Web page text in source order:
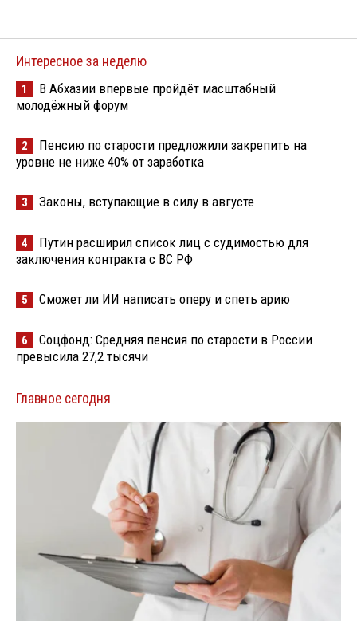
Интересное за неделю
1
В Абхазии впервые пройдёт масштабный
молодёжный форум
2
Пенсию по старости предложили закрепить на
уровне не ниже 40% от заработка
3 Законы, вступающие в силу в августе
4
Путин расширил список лиц с судимостью для
заключения контракта с ВС РФ
5 Сможет ли ИИ написать оперу и спеть арию
6
Соцфонд: Средняя пенсия по старости в России
превысила 27,2 тысячи
Главное сегодня